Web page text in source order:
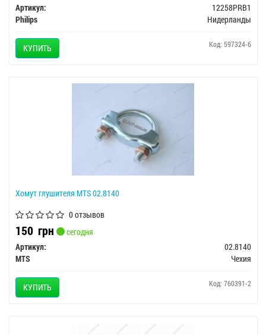
Артикул:
12258PRB1
Philips
Нидерланды
КУПИТЬ Код: 597324-6
Хомут глушителя MTS 02.8140
0 отзывов
150 грн
сегодня
Артикул:
02.8140
MTS
Чехия
КУПИТЬ Код: 760391-2